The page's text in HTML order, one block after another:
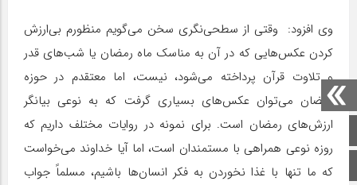
صفحه اصلی
اینستاگرام
وی افزود: وقتی از سطحی‌نگری سخن می‌گویم منظورم بی‌ارزش
کردن عکس‌هایی که در آن به مناسک ماه رمضان یا شب‌های قدر
و تلاوت قرآن پرداخته می‌شود، نیست، اما معتقدم در حوزه
رمضان می‌توان عکس‌های بسیاری گرفت که به نوعی بیانگر
ارزش‌های رمضان است. برای نمونه در روایات مختلف داریم که
روزه نوعی همراهی با مستمندان است، اما آیا خداوند می‌خواست
که ما تنها با غذا نخوردن به فکر انسان‌ها باشیم، مسلماً جواب